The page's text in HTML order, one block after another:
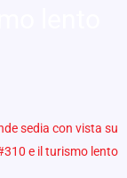
sedia con vista su
e il turismo lento